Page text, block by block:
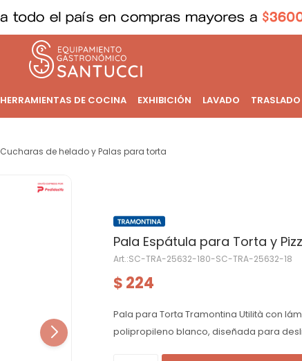
HERRAMIENTAS DE COCINA EXHIBICIÓN LAVADO
Cucharas de helado y Palas para torta
Pala Espátula para Torta y
SC-TRA-25632-180-SC-TRA-25632-18
$ 224
Pala para Torta Tramontina Utilità con
polipropileno blanco, diseñada para